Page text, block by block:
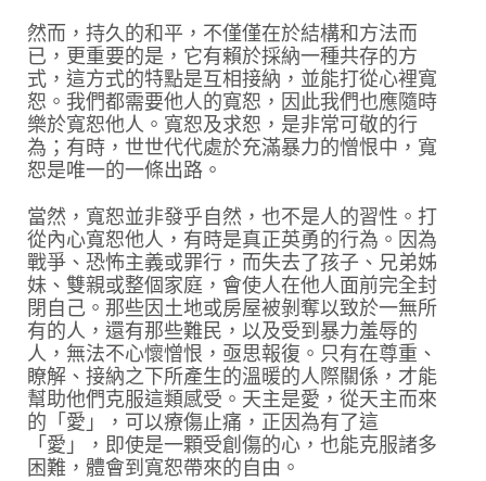
然而，持久的和平，不僅僅在於結構和方法而
已，更重要的是，它有賴於採納一種共存的方
式，這方式的特點是互相接納，並能打從心裡寬
恕。我們都需要他人的寬恕，因此我們也應隨時
樂於寬恕他人。寬恕及求恕，是非常可敬的行
為；有時，世世代代處於充滿暴力的憎恨中，寬
恕是唯一的一條出路。
當然，寬恕並非發乎自然，也不是人的習性。打
從內心寬恕他人，有時是真正英勇的行為。因為
戰爭、恐怖主義或罪行，而失去了孩子、兄弟姊
妹、雙親或整個家庭，會使人在他人面前完全封
閉自己。那些因土地或房屋被剝奪以致於一無所
有的人，還有那些難民，以及受到暴力羞辱的
人，無法不心懷憎恨，亟思報復。只有在尊重、
瞭解、接納之下所產生的溫暖的人際關係，才能
幫助他們克服這類感受。天主是愛，從天主而來
的「愛」，可以療傷止痛，正因為有了這
「愛」，即使是一顆受創傷的心，也能克服諸多
困難，體會到寬恕帶來的自由。